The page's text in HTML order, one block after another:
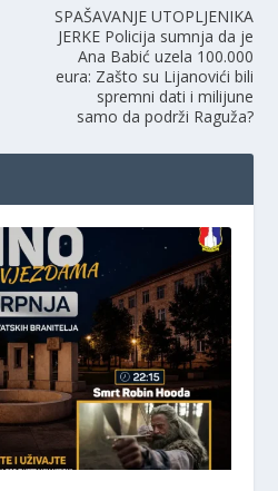
SPAŠAVANJE UTOPLJENIKA
JERKE Policija sumnja da je
Ana Babić uzela 100.000
eura: Zašto su Lijanovići bili
spremni dati i milijune
samo da podrži Raguža?